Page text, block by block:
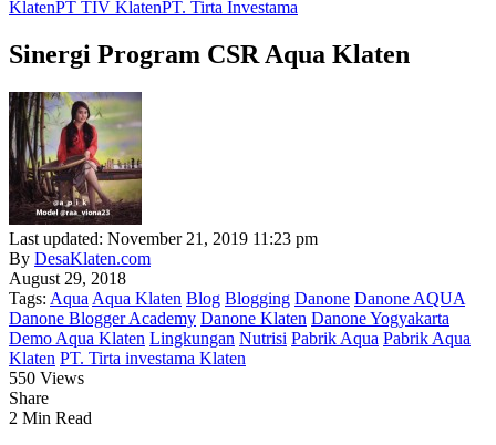
KlatenPT TIV KlatenPT. Tirta Investama
Sinergi Program CSR Aqua Klaten
Last updated: November 21, 2019 11:23 pm
By DesaKlaten.com
August 29, 2018
Tags: Aqua Aqua Klaten Blog Blogging Danone Danone AQUA
Danone Blogger Academy Danone Klaten Danone Yogyakarta
Demo Aqua Klaten Lingkungan Nutrisi Pabrik Aqua Pabrik Aqua
Klaten PT. Tirta investama Klaten
550 Views
Share
2 Min Read